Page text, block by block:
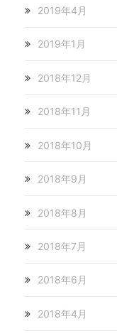
2019年4月
2019年1月
2018年12月
2018年11月
2018年10月
2018年9月
2018年8月
2018年7月
2018年6月
2018年4月